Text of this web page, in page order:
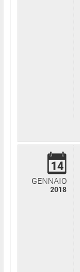
14
GENNAIO
2018